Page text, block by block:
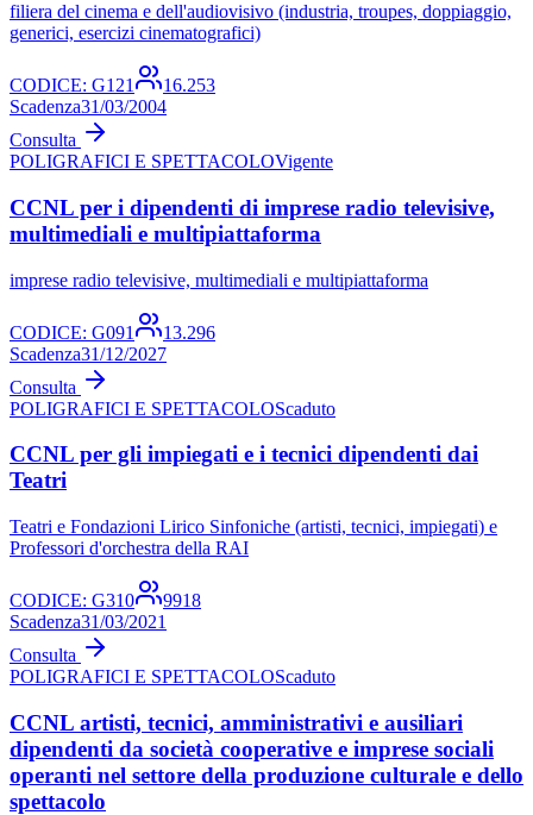
filiera del cinema e dell'audiovisivo (industria, troupes, doppiaggio,
generici, esercizi cinematografici)
CODICE: G121
16.253
Scadenza31/03/2004
Consulta
POLIGRAFICI E SPETTACOLOVigente
CCNL per i dipendenti di imprese radio televisive,
multimediali e multipiattaforma
imprese radio televisive, multimediali e multipiattaforma
CODICE: G091
13.296
Scadenza31/12/2027
Consulta
POLIGRAFICI E SPETTACOLOScaduto
CCNL per gli impiegati e i tecnici dipendenti dai
Teatri
Teatri e Fondazioni Lirico Sinfoniche (artisti, tecnici, impiegati) e
Professori d'orchestra della RAI
CODICE: G310
9918
Scadenza31/03/2021
Consulta
POLIGRAFICI E SPETTACOLOScaduto
CCNL artisti, tecnici, amministrativi e ausiliari
dipendenti da società cooperative e imprese sociali
operanti nel settore della produzione culturale e dello
spettacolo